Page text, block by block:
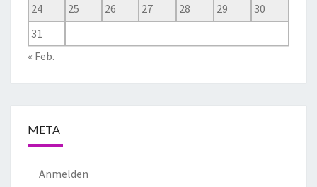
24
25 26 27 28 29
30
31
« Feb.
META
Anmelden